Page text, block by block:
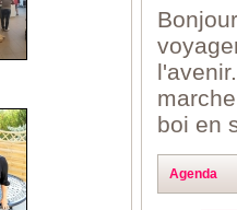
boi en
Agenda